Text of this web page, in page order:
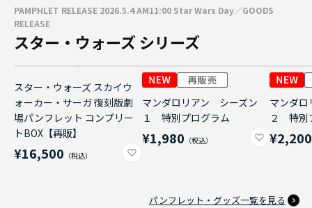
PAMPHLET RELEASE 2026.5.4 AM11:00 Star Wars Day／GOODS
RELEASE
スター・ウォーズ シリーズ
スター・ウォーズ スカイウ
ォーカー・サーガ 復刻版劇
場パンフレット コンプリー
トBOX【再販】
¥16,500
マンダロリアン シーズン
１ 特別プログラム
¥1,980
マンダ
２ 特別
¥2,200
パンフレット・グッズ一覧を見る